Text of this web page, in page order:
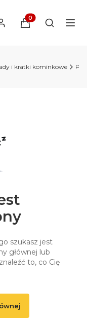
Produkty w
Otwórz
i kratki kominkowe
szukasz jest
głównej lub
to, co Cię